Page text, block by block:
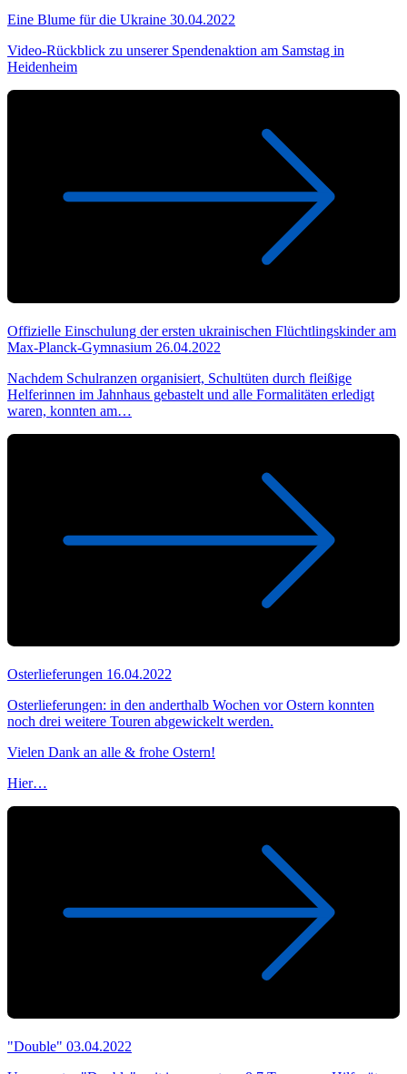
Eine Blume für die Ukraine 30.04.2022
Video-Rückblick zu unserer Spendenaktion am Samstag in
Heidenheim
Offizielle Einschulung der ersten ukrainischen Flüchtlingskinder am
Max-Planck-Gymnasium 26.04.2022
Nachdem Schulranzen organisiert, Schultüten durch fleißige
Helferinnen im Jahnhaus gebastelt und alle Formalitäten erledigt
waren, konnten am…
Osterlieferungen 16.04.2022
Osterlieferungen: in den anderthalb Wochen vor Ostern konnten
noch drei weitere Touren abgewickelt werden.
Vielen Dank an alle & frohe Ostern!
Hier…
"Double" 03.04.2022